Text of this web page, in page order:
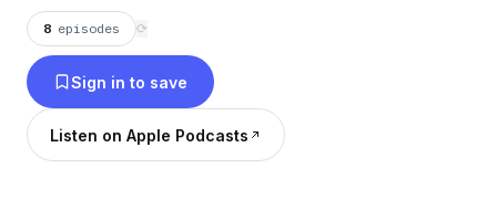
8 episodes ⟳
Sign in to save
Listen on Apple Podcasts